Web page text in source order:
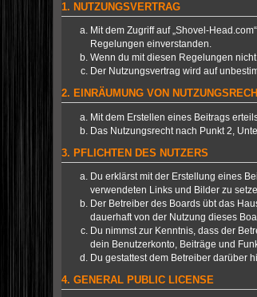
1. NUTZUNGSVERTRAG
Mit dem Zugriff auf „Shovel-
Regelungen einverstanden.
Wenn du mit diesen Regelungen
Der Nutzungsvertrag wird auf
2. EINRÄUMUNG VON
Mit dem Erstellen eines Beitrags
Das Nutzungsrecht nach Punkt 2,
3. PFLICHTEN DES NUTZERS
Du erklärst mit der Erstellung eines
verwendeten Links und Bilder zu
Der Betreiber des Boards übt das
dauerhaft von der Nutzung dieses
Du nimmst zur Kenntnis, dass der
dein Benutzerkonto, Beiträge und
Du gestattest dem Betreiber darüber
4. GENERAL PUBLIC LICENSE